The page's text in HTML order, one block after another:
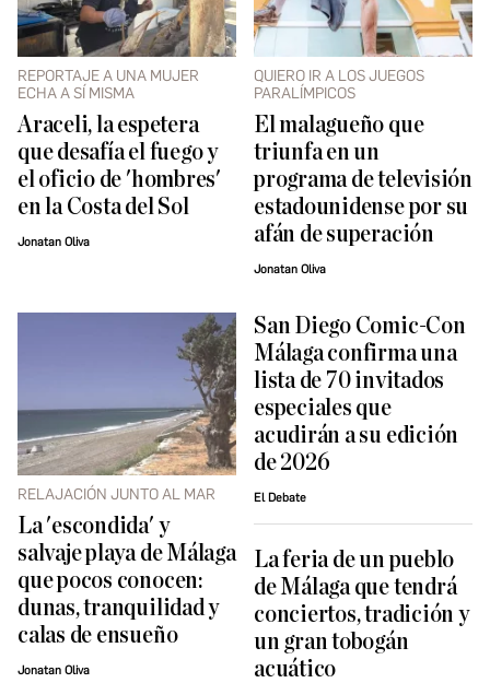
REPORTAJE A UNA MUJER
ECHA A SÍ MISMA
Araceli, la espetera
que desafía el fuego y
el oficio de 'hombres'
en la Costa del Sol
Jonatan Oliva
QUIERO IR A LOS JUEGOS
PARALÍMPICOS
El malagueño que
triunfa en un
programa de televisión
estadounidense por su
afán de superación
Jonatan Oliva
RELAJACIÓN JUNTO AL MAR
La 'escondida' y
salvaje playa de Málaga
que pocos conocen:
dunas, tranquilidad y
calas de ensueño
Jonatan Oliva
San Diego Comic-Con
Málaga confirma una
lista de 70 invitados
especiales que
acudirán a su edición
de 2026
El Debate
La feria de un pueblo
de Málaga que tendrá
conciertos, tradición y
un gran tobogán
acuático